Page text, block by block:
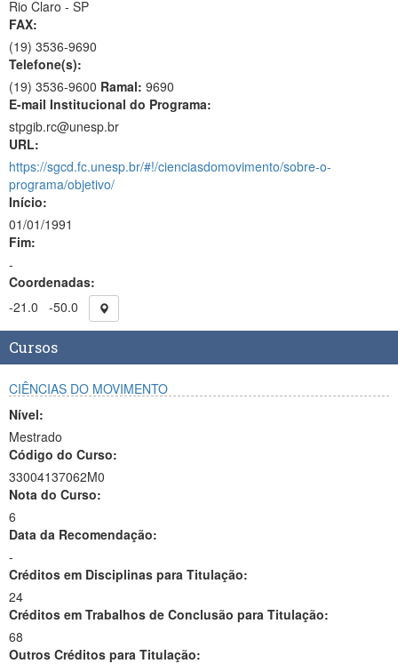
Rio Claro - SP
FAX:
(19) 3536-9690
Telefone(s):
(19) 3536-9600 Ramal: 9690
E-mail Institucional do Programa:
stpgib.rc@unesp.br
URL:
https://sgcd.fc.unesp.br/#!/cienciasdomovimento/sobre-o-
programa/objetivo/
Início:
01/01/1991
Fim:
-
Coordenadas:
-21.0
-50.0
Cursos
CIÊNCIAS DO MOVIMENTO
Nível:
Mestrado
Código do Curso:
33004137062M0
Nota do Curso:
6
Data da Recomendação:
-
Créditos em Disciplinas para Titulação:
24
Créditos em Trabalhos de Conclusão para Titulação:
68
Outros Créditos para Titulação: